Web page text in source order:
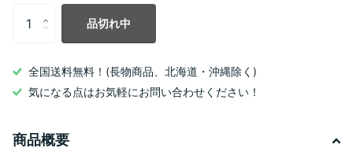
品切れ中
全国送料無料！(長物商品、北海道・沖縄除く)
気になる点はお気軽にお問い合わせください！
商品概要